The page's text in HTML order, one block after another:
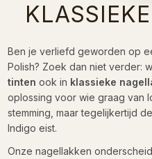
Ben je verliefd geworden op
Polish? Zoek dan niet verder:
tinten ook in klassieke
oplossing voor wie graag van
stemming, maar tegelijkertijd
Indigo eist.
Onze nagellakken